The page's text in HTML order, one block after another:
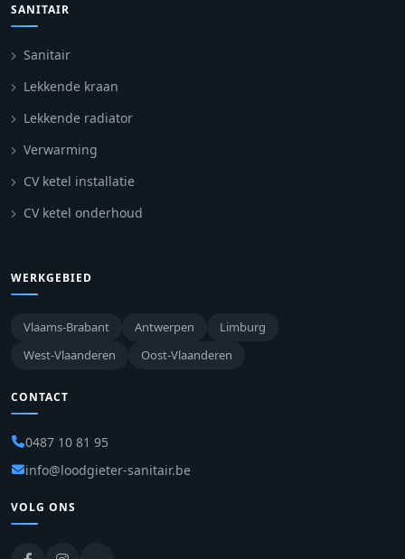
SANITAIR
Sanitair
Lekkende kraan
Lekkende radiator
Verwarming
CV ketel installatie
CV ketel onderhoud
WERKGEBIED
Vlaams-Brabant Antwerpen
Limburg
West-Vlaanderen
Oost-Vlaanderen
CONTACT
0487 10 81 95
info@loodgieter-sanitair.be
VOLG ONS